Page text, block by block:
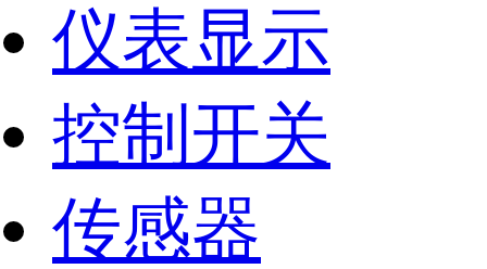
仪表显示
控制开关
传感器